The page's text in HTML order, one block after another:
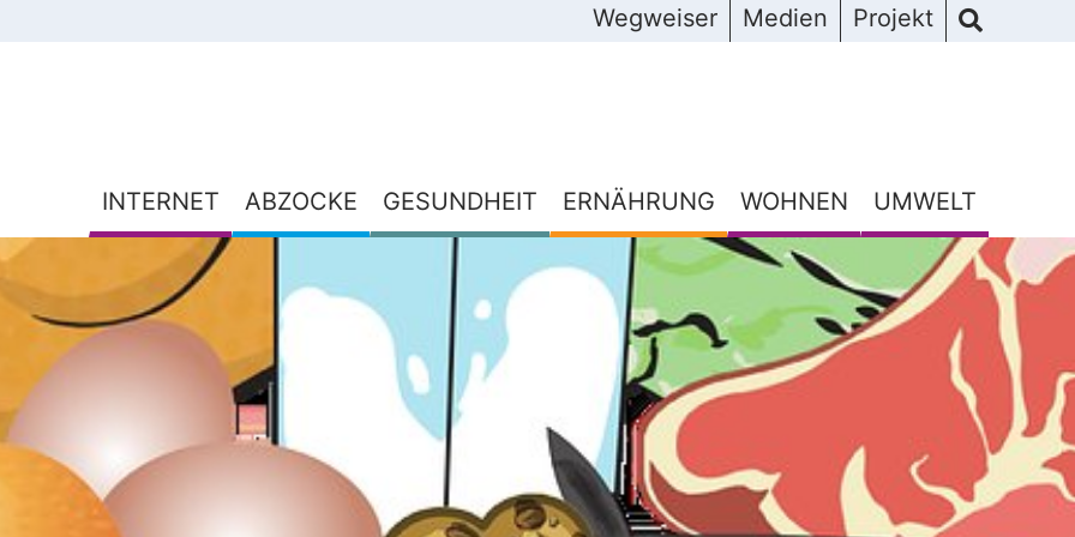
Wegweiser Medien Projekt
INTERNET ABZOCKE GESUNDHEIT ERNÄHRUNG WOHNEN UMWELT